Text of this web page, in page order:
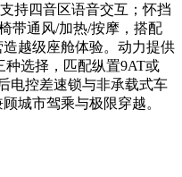
持四音区语音交互；怀挡
带通风/加热/按摩，搭配
越级座舱体验。动力提供
种选择，匹配纵置9AT或
电控差速锁与非承载式车
城市驾乘与极限穿越。